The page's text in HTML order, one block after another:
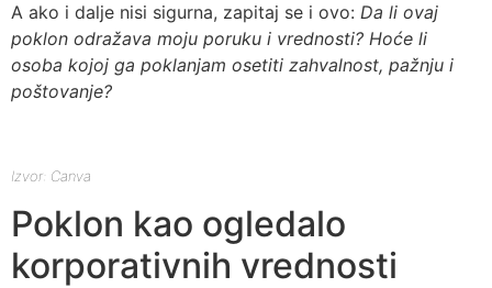
A ako i dalje nisi sigurna, zapitaj se i ovo: Da li ovaj
poklon odražava moju poruku i vrednosti? Hoće li
osoba kojoj ga poklanjam osetiti zahvalnost, pažnju i
poštovanje?
Izvor: Canva
Poklon kao ogledalo
korporativnih vrednosti